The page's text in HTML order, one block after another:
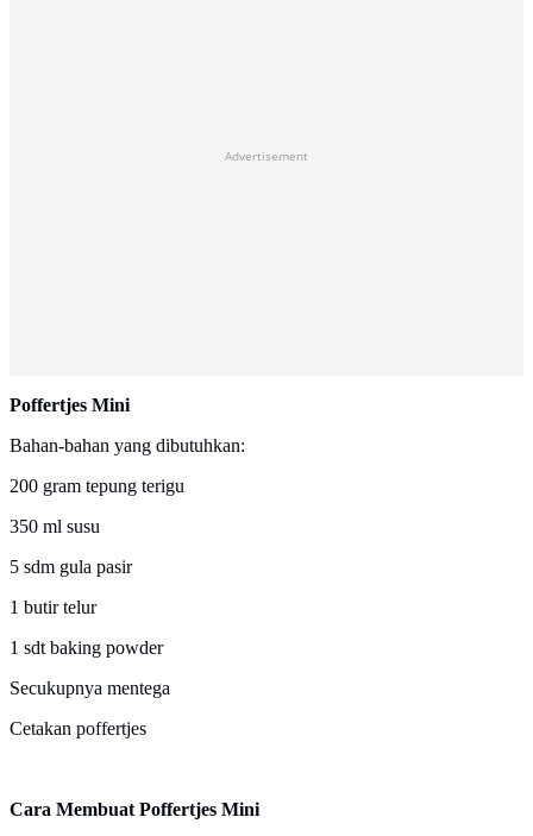
Advertisement
Poffertjes Mini
Bahan-bahan yang dibutuhkan:
200 gram tepung terigu
350 ml susu
5 sdm gula pasir
1 butir telur
1 sdt baking powder
Secukupnya mentega
Cetakan poffertjes
Cara Membuat Poffertjes Mini